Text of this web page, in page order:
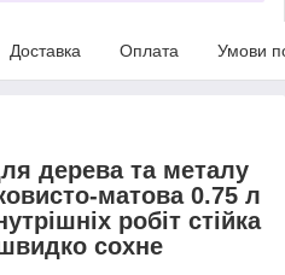
Доставка Оплата Умови
дерева та металу
матова 0.75 л
робіт стійка
сохне